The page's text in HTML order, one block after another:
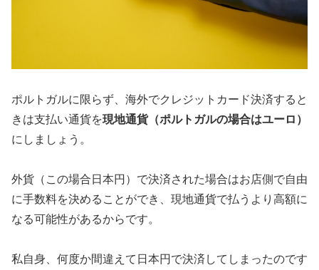
ポルトガルに限らず、海外でクレジットカード決済すると
きは支払い通貨を現地通貨（ポルトガルの場合はユーロ）
にしましょう。
外貨（この場合日本円）で決済された場合はお店側で自由
に手数料を決めることができ、現地通貨で払うより高額に
なる可能性があるからです。
私自身、何度か間違えて日本円で決済してしまったのです